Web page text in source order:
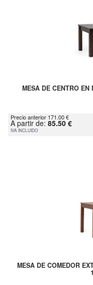
MESA DE CENTRO EN
Precio anterior 171.00 €
A partir de: 85.50 €
IVA INCLUIDO
MESA DE COMEDOR